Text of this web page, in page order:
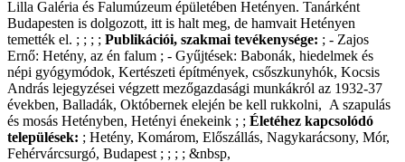
Lilla Galéria és Falumúzeum épületében Hetényen. Tanárként
Budapesten is dolgozott, itt is halt meg, de hamvait Hetényen
temették el. ; ; ; ; Publikációi, szakmai tevékenysége: ; - Zajos
Ernő: Hetény, az én falum ; - Gyűjtések: Babonák, hiedelmek és
népi gyógymódok, Kertészeti építmények, csőszkunyhók, Kocsis
András lejegyzései végzett mezőgazdasági munkákról az 1932-37
években, Balladák, Októbernek elején be kell rukkolni, A szapulás
és mosás Hetényben, Hetényi énekeink ; ; Életéhez kapcsolódó
települések: ; Hetény, Komárom, Előszállás, Nagykarácsony, Mór,
Fehérvárcsurgó, Budapest ; ; ; ; &nbsp,